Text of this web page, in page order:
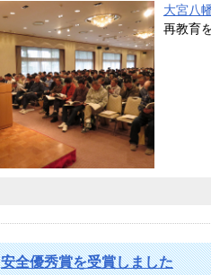
大宮八
再教育
安全優秀賞を受賞しました